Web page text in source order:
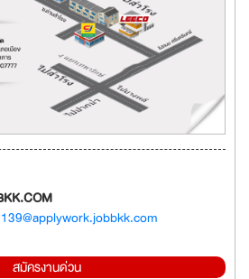
สมัครงานด่วน